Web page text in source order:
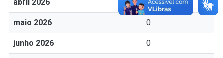
abril 2026 0
maio 2026 0
junho 2026 0